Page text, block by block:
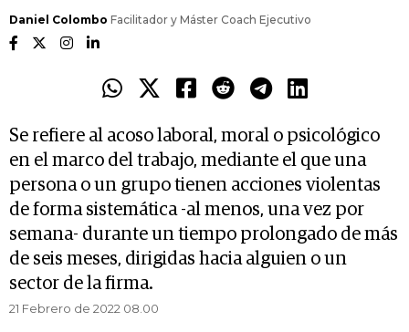
Daniel Colombo Facilitador y Máster Coach Ejecutivo
Se refiere al acoso laboral, moral o psicológico
en el marco del trabajo, mediante el que una
persona o un grupo tienen acciones violentas
de forma sistemática -al menos, una vez por
semana- durante un tiempo prolongado de más
de seis meses, dirigidas hacia alguien o un
sector de la firma.
21 Febrero de 2022 08.00